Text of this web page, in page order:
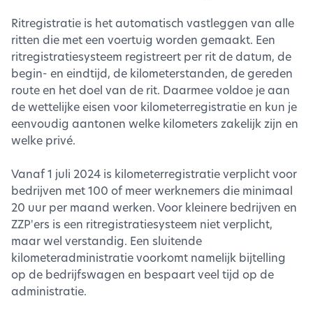
Ritregistratie is het automatisch vastleggen van alle
ritten die met een voertuig worden gemaakt. Een
ritregistratiesysteem registreert per rit de datum, de
begin- en eindtijd, de kilometerstanden, de gereden
route en het doel van de rit. Daarmee voldoe je aan
de wettelijke eisen voor kilometerregistratie en kun je
eenvoudig aantonen welke kilometers zakelijk zijn en
welke privé.
Vanaf 1 juli 2024 is kilometerregistratie verplicht voor
bedrijven met 100 of meer werknemers die minimaal
20 uur per maand werken. Voor kleinere bedrijven en
ZZP'ers is een ritregistratiesysteem niet verplicht,
maar wel verstandig. Een sluitende
kilometeradministratie voorkomt namelijk bijtelling
op de bedrijfswagen en bespaart veel tijd op de
administratie.